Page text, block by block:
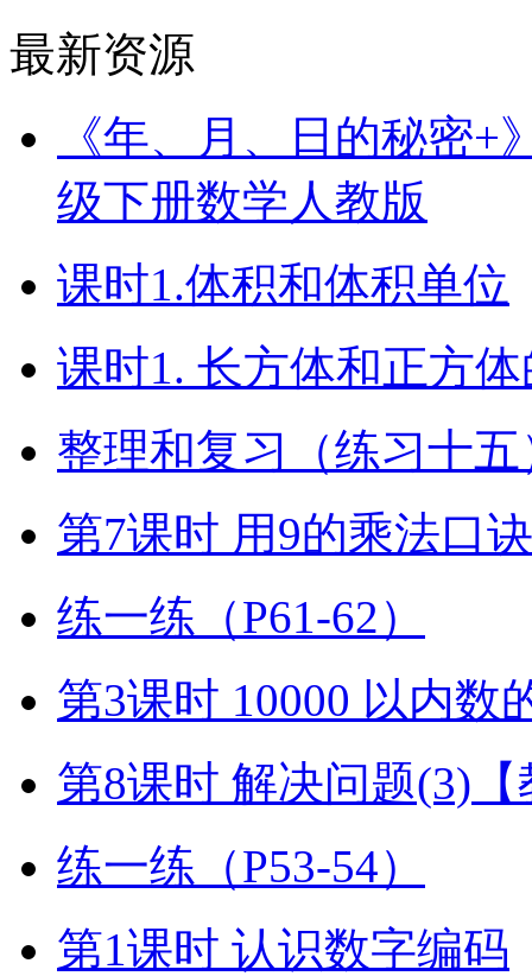
最新资源
《年、月、日的秘密+
级下册数学人教版
课时1.体积和体积单位
课时1. 长方体和正方
整理和复习（练习十五
第7课时 用9的乘法口
练一练（P61-62）
第3课时 10000 以内数
第8课时 解决问题(3)
练一练（P53-54）
第1课时 认识数字编码